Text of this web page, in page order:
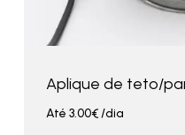
Aplique de teto/
Até 3.00€/dia